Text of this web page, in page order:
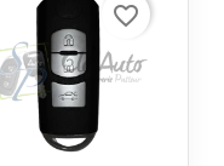
favorite_border